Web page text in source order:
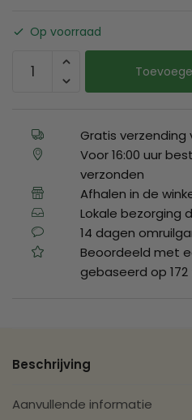
Op voorraad
Gratis
Voor 16:00 uur
verzonden
Afhalen in de
Lokale bezorging
14 dagen
Beoordeeld met
gebaseerd op
Beschrijving
Aanvullende informatie